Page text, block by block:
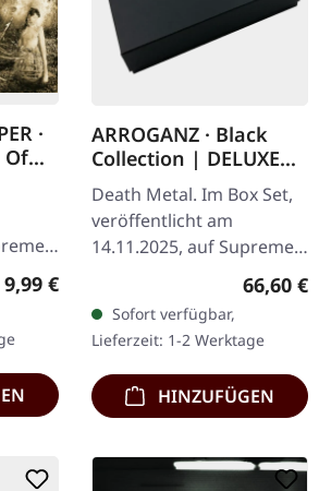
·
Of
Regulärer Preis:
9,99 €
ARROGANZ · Black
Collection | DELUXE
BOX SET
Death Metal. Im Box Set,
veröffentlicht am
14.11.2025, auf Supreme
Chaos Records. Schwarze
verschiedenen Releases in
einer noblen,…
66,60 €
Sofort verfügbar,
Lieferzeit: 1-2 Werktage
HINZUFÜGEN